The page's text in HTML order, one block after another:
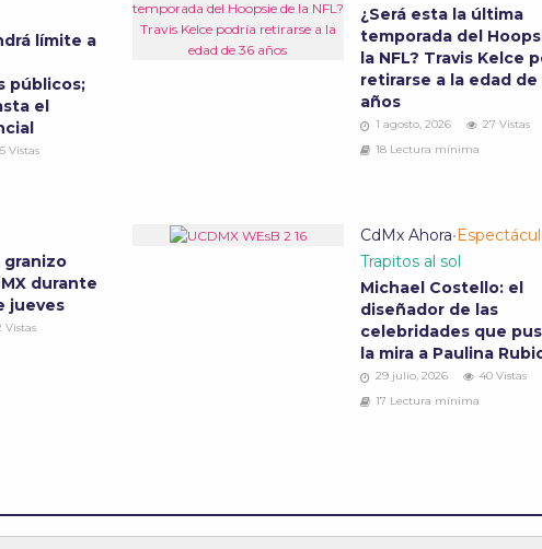
límite a
públicos;
el
Vistas
¿Será esta la última
temporada del
la NFL? Travis Kelce
retirarse a la edad de
años
1 agosto, 2026
27 Vistas
18 Lectura mínima
granizo
durante
jueves
Vistas
CdMx Ahora•
Trapitos al sol
Michael Costello: el
diseñador de las
celebridades que
la mira a Paulina
29 julio, 2026
40 Vistas
17 Lectura mínima